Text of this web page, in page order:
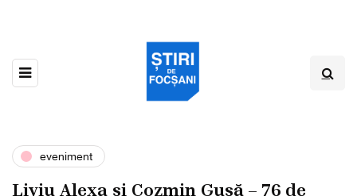
eveniment
Liviu Alexa și Cozmin Gușă – 76 de